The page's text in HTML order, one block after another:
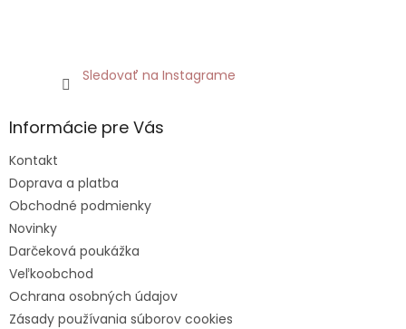
Sledovať na Instagrame
Informácie pre Vás
Kontakt
Doprava a platba
Obchodné podmienky
Novinky
Darčeková poukážka
Veľkoobchod
Ochrana osobných údajov
Zásady používania súborov cookies